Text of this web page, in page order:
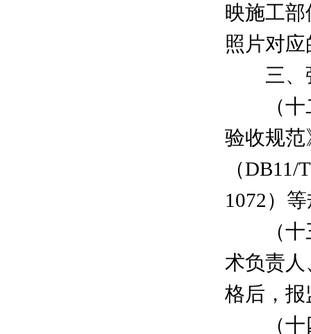
映施工
照片对
三、强
（十二
验收规范
（
1072）
（十三
术负责
格后，
（十四